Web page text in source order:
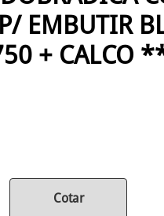
EMBUTIR
+ CALCO
Cotar